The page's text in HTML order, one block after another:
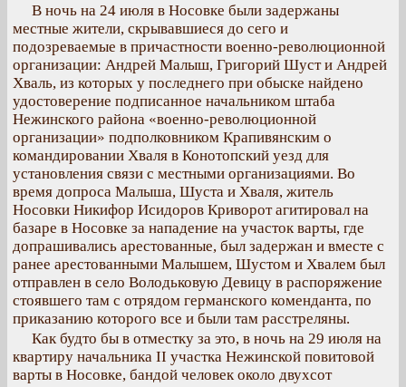
В ночь на 24 июля в Носовке были задержаны
местные жители, скрывавшиеся до сего и
подозреваемые в причастности военно-революционной
организации: Андрей Малыш, Григорий Шуст и Андрей
Хваль, из которых у последнего при обыске найдено
удостоверение подписанное начальником штаба
Нежинского района «военно-революционной
организации» подполковником Крапивянским о
командировании Хваля в Конотопский уезд для
установления связи с местными организациями. Во
время допроса Малыша, Шуста и Хваля, житель
Носовки Никифор Исидоров Криворот агитировал на
базаре в Носовке за нападение на участок варты, где
допрашивались арестованные, был задержан и вместе с
ранее арестованными Малышем, Шустом и Хвалем был
отправлен в село Володьковую Девицу в распоряжение
стоявшего там с отрядом германского коменданта, по
приказанию которого все и были там расстреляны.
Как будто бы в отместку за это, в ночь на 29 июля на
квартиру начальника ІІ участка Нежинской повитовой
варты в Носовке, бандой человек около двухсот